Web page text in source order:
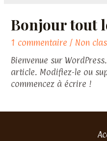
Bonjour tout
1 commentaire / Non
Bienvenue sur
article. Modifiez-le ou
commencez à écrire !